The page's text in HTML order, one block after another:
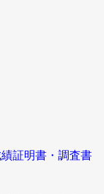
証明書・調査書